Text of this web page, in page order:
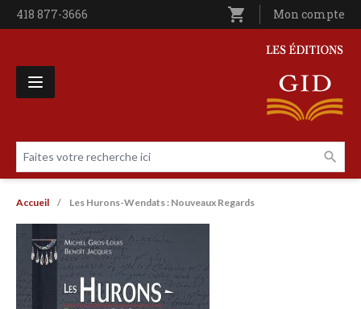
Aller au contenu principal
Téléphone
418 877-3666 shopping_cart Utilisateur
Mon compte
Les Éditions GID
Faites votre recherche ici
Livres par page
Fil d'Ariane
Accueil Les Hurons-Wendats : Nouveaux Regards